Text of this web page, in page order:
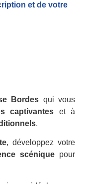
et de votre
Bordes qui vous
captivantes et à
.
, développez votre
scénique pour